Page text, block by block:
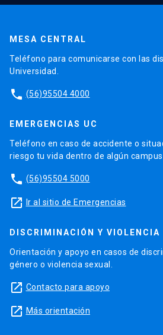
MESA CENTRAL
Teléfono para comunicarse con las
Universidad.
phone (56)95504 4000
EMERGENCIAS UC
Teléfono en caso de accidente o
riesgo tu vida dentro de algún campus.
phone (56)95504 5000
launch Ir al sitio de Emergencias
DISCRIMINACIÓN Y VIOLENCIA
Orientación y apoyo en casos de
género o violencia sexual.
launch Contacto para apoyo
launch Más orientación